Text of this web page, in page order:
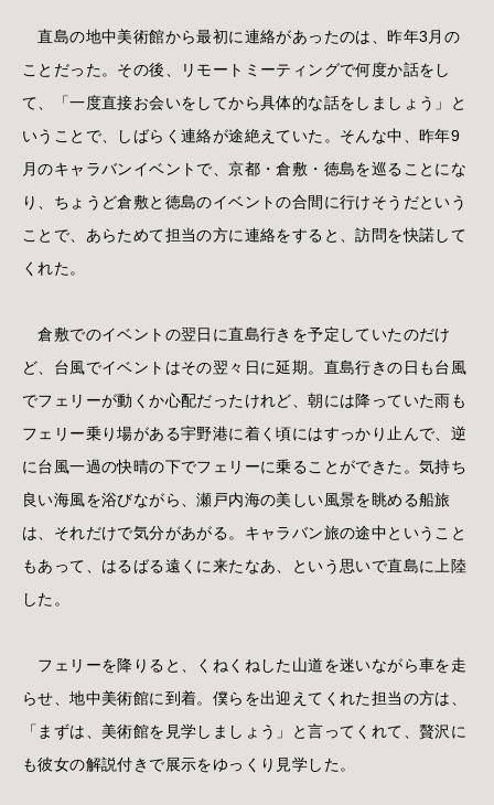
直島の地中美術館から最初に連絡があったのは、昨年3月の
ことだった。その後、リモートミーティングで何度か話をし
て、「一度直接お会いをしてから具体的な話をしましょう」と
いうことで、しばらく連絡が途絶えていた。そんな中、昨年9
月のキャラバンイベントで、京都・倉敷・徳島を巡ることにな
り、ちょうど倉敷と徳島のイベントの合間に行けそうだという
ことで、あらためて担当の方に連絡をすると、訪問を快諾して
くれた。
倉敷でのイベントの翌日に直島行きを予定していたのだけ
ど、台風でイベントはその翌々日に延期。直島行きの日も台風
でフェリーが動くか心配だったけれど、朝には降っていた雨も
フェリー乗り場がある宇野港に着く頃にはすっかり止んで、逆
に台風一過の快晴の下でフェリーに乗ることができた。気持ち
良い海風を浴びながら、瀬戸内海の美しい風景を眺める船旅
は、それだけで気分があがる。キャラバン旅の途中ということ
もあって、はるばる遠くに来たなあ、という思いで直島に上陸
した。
フェリーを降りると、くねくねした山道を迷いながら車を走
らせ、地中美術館に到着。僕らを出迎えてくれた担当の方は、
「まずは、美術館を見学しましょう」と言ってくれて、贅沢に
も彼女の解説付きで展示をゆっくり見学した。